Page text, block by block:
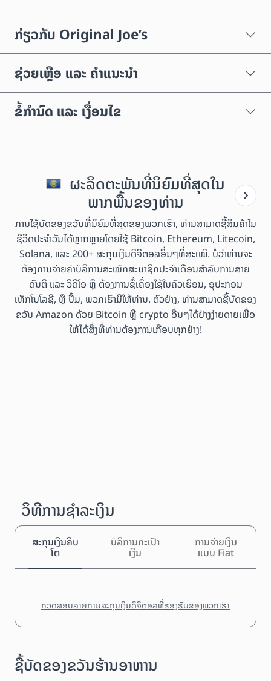
ກ່ຽວກັບ Original Joe’s
ຊ່ວຍເຫຼືອ ແລະ ຄຳແນະນຳ
ຂໍ້ກຳນົດ ແລະ ເງື່ອນໄຂ
ຜະລິດຕະພັນທີ່ນິຍົມທີ່ສຸດໃນ
ພາກພື້ນຂອງທ່ານ
ການໃຊ້ບັດຂອງຂວັນທີ່ນິຍົມທີ່ສຸດຂອງພວກເຮົາ, ທ່ານສາມາດຊື້ສິນຄ້າໃນ
ຊີວິດປະຈຳວັນໄດ້ຫຼາກຫຼາຍໂດຍໃຊ້ Bitcoin, Ethereum, Litecoin,
Solana, ແລະ 200+ ສະກຸນເງິນດິຈິຕອລອື່ນໆທີ່ສະເໜີ. ບໍ່ວ່າທ່ານຈະ
ຕ້ອງການຈ່າຍຄ່າບໍລິການສະໝັກສະມາຊິກປະຈຳເດືອນສຳລັບການສາຍ
ດົນຕີ ແລະ ວິດີໂອ ຫຼື ຕ້ອງການຊື້ເຄື່ອງໃຊ້ໃນຄົວເຮືອນ, ອຸປະກອນ
ເທັກໂນໂລຊີ, ຫຼື ປຶ້ມ, ພວກເຮົາມີໃຫ້ທ່ານ. ຕົວຢ່າງ, ທ່ານສາມາດຊື້ບັດຂອງ
ຂວັນ Amazon ດ້ວຍ Bitcoin ຫຼື crypto ອື່ນໆໄດ້ຢ່າງງ່າຍດາຍເພື່ອ
ໃຫ້ໄດ້ສິ່ງທີ່ທ່ານຕ້ອງການເກືອບທຸກຢ່າງ!
ວິທີການຊຳລະເງິນ
ສະກຸນເງິນຄິບ
ໂຕ
ບໍລິການກະເປົາ
ເງິນ
ການຈ່າຍເງິນ
ແບບ Fiat
ກວດສອບລາຍການສະກຸນເງິນດິຈິຕອລທີ່ຮອງຮັບຂອງພວກເຮົາ
ຊື້ບັດຂອງຂວັນຮ້ານອາຫານ